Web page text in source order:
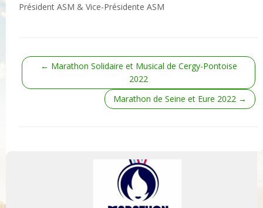
Président ASM & Vice-Présidente ASM
← Marathon Solidaire et Musical de Cergy-Pontoise
2022
Marathon de Seine et Eure 2022 →